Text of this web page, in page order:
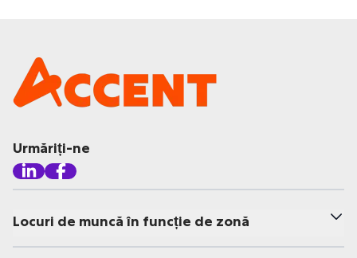
Urmăriți-ne
Locuri de muncă în funcție de zonă